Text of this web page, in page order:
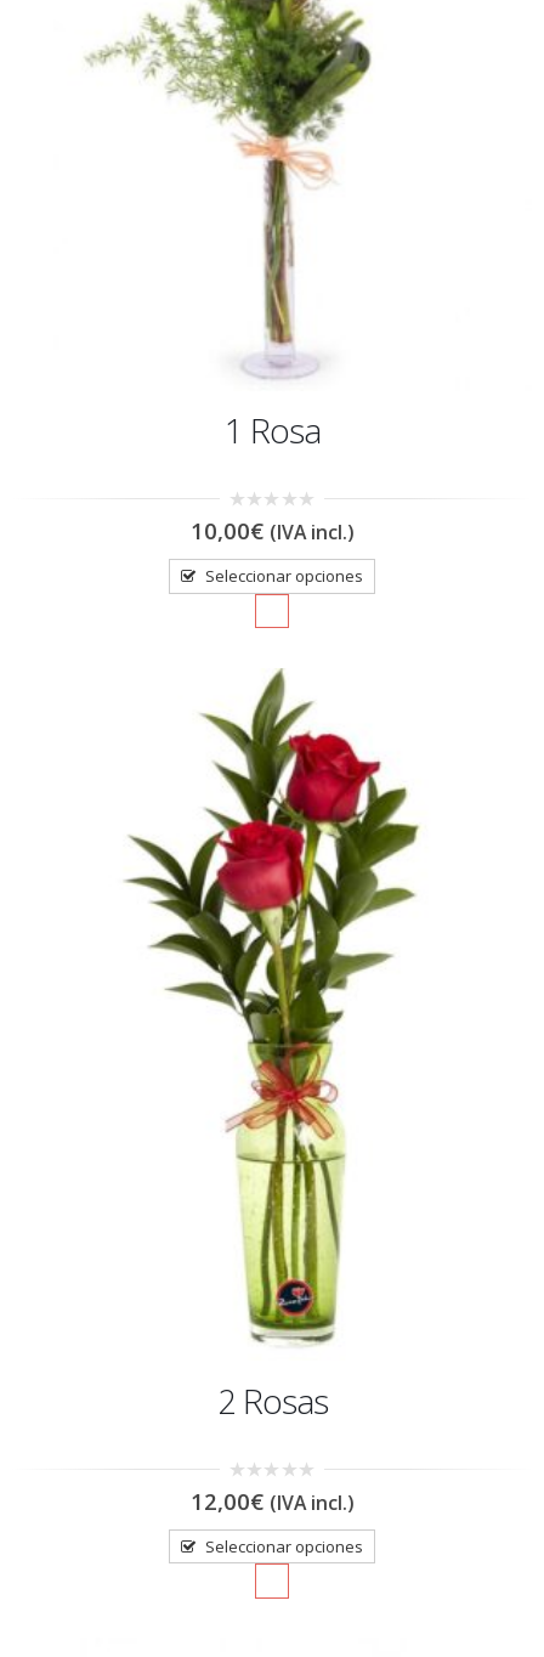
1 Rosa
0
out
5
10,00€ (IVA incl.)
Seleccionar opciones
2 Rosas
0
out
5
12,00€ (IVA incl.)
Seleccionar opciones